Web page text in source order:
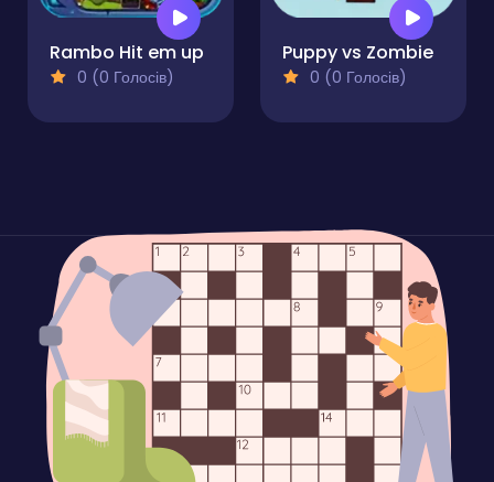
Rambo Hit em up
0 (0 Голосів)
Puppy vs Zombie
0 (0 Голосів)